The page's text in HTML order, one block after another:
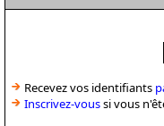
Recevez vos identifiants
Inscrivez-voussi vous